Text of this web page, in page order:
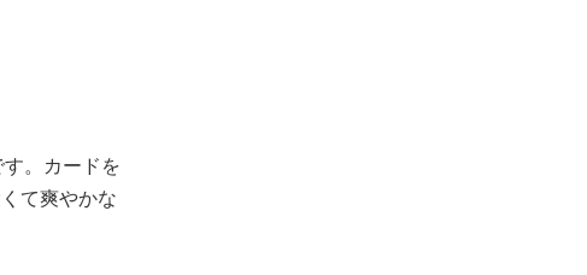
。カードを
て爽やかな